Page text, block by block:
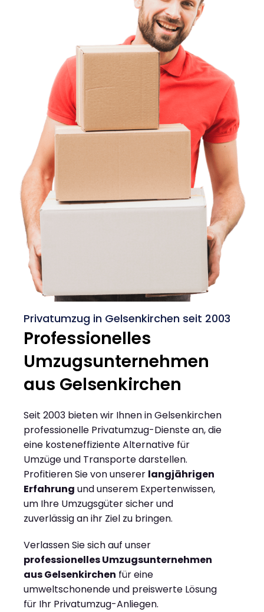
Privatumzug in Gelsenkirchen seit 2003
Professionelles
Umzugsunternehmen
aus Gelsenkirchen
Seit 2003 bieten wir Ihnen in Gelsenkirchen
professionelle Privatumzug-Dienste an, die
eine kosteneffiziente Alternative für
Umzüge und Transporte darstellen.
Profitieren Sie von unserer langjährigen
Erfahrung und unserem Expertenwissen,
um Ihre Umzugsgüter sicher und
zuverlässig an ihr Ziel zu bringen.
Verlassen Sie sich auf unser
professionelles Umzugsunternehmen
aus Gelsenkirchen für eine
umweltschonende und preiswerte Lösung
für Ihr Privatumzug-Anliegen.